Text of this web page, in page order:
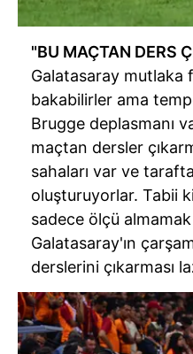
"BU MAÇTAN DERS
Galatasaray
bakabilirler ama
Brugge deplasmanı
maçtan dersler
sahaları var ve
oluşturuyorlar. Tabii ki
sadece ölçü
Galatasaray'ın
derslerini çıkarması